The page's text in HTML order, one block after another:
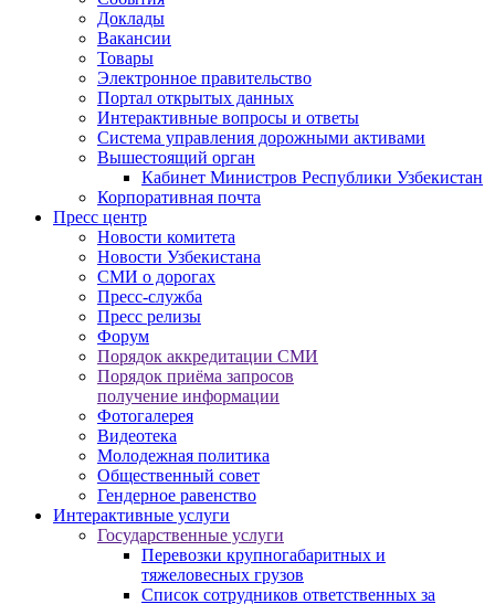
Доклады
Вакансии
Товары
Электронное правительство
Портал открытых данных
Интерактивные вопросы и ответы
Система управления дорожными активами
Вышестоящий орган
Кабинет Министров Республики Узбекистан
Корпоративная почта
Пресс центр
Новости комитета
Новости Узбекистана
СМИ о дорогах
Пресс-служба
Пресс релизы
Форум
Порядок аккредитации СМИ
Порядок приёма запросов
получение информации
Фотогалерея
Видеотека
Молодежная политика
Общественный совет
Гендерное равенство
Интерактивные услуги
Государственные услуги
Перевозки крупногабаритных и
тяжеловесных грузов
Список сотрудников ответственных за